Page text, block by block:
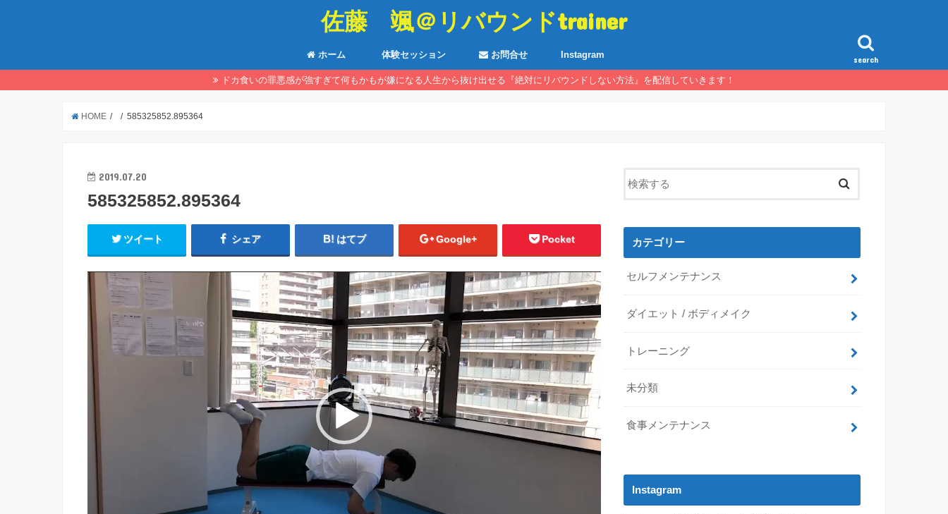
佐藤 颯＠リバウンドtrainer
search
ホーム 体験セッション お問合せ Instagram
ドカ食いの罪悪感が強すぎて何もかもが嫌になる人生から抜け出せる『絶対にリバウンドしない方法』を配信していきます！
HOME 585325852.895364
2019.07.20
585325852.895364
ツイート シェア はてブ Google+ Pocket
プ
カテゴリー
セルフメンテナンス
ダイエット / ボディメイク
トレーニング
未分類
食事メンテナンス
Instagram